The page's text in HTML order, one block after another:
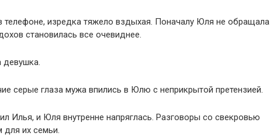
телефоне, изредка тяжело вздыхая. Поначалу Юля не обращала
становилась все очевиднее.
девушка.
серые глаза мужа впились в Юлю с неприкрытой претензией.
Илья, и Юля внутренне напряглась. Разговоры со свекровью
для их семьи.